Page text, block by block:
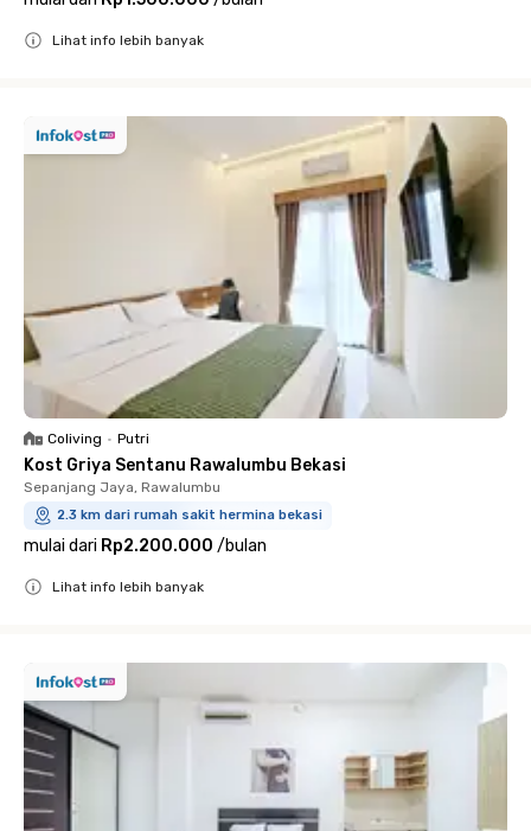
Lihat info lebih banyak
Coliving • Putri
Kost Griya Sentanu Rawalumbu Bekasi
Sepanjang Jaya, Rawalumbu
2.3 km dari rumah sakit hermina bekasi
mulai dari Rp2.200.000 /bulan
Lihat info lebih banyak